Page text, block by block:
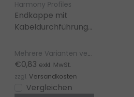
Harmony Profiles
Endkappe mit
Kabeldurchführung
Aluminiumprofil
308ALU
Mehrere Varianten verfügbar
€0,83 exkl. MwSt.
zzgl. Versandkosten
Vergleichen